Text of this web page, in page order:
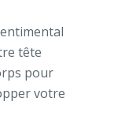
tête
pour
votre